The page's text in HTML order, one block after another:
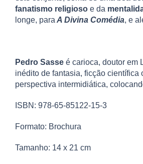
fanatismo religioso e da
longe, para A Divina Comédia, e
Pedro Sasse é carioca, doutor em
inédito de fantasia, ficção científica
perspectiva intermidiática,
ISBN: 978-65-85122-15-3
Formato: Brochura
Tamanho: 14 x 21 cm